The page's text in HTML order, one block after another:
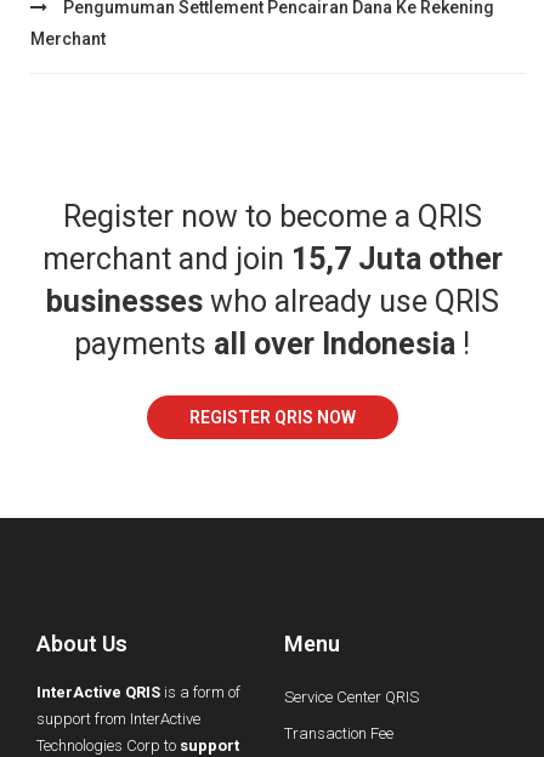
Pengumuman Settlement Pencairan Dana Ke Rekening
Merchant
Register now to become a QRIS
merchant and join 15,7 Juta other
businesseswho already use QRIS
payments all over Indonesia !
REGISTER QRIS NOW
About Us
InterActive QRIS is a form of
support from InterActive
Technologies Corp to support
Menu
Service Center QRIS
Transaction Fee